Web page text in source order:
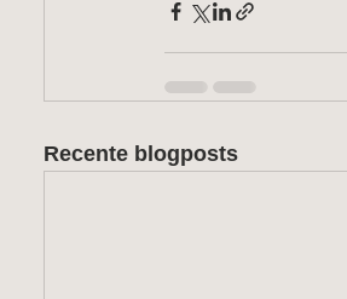
Recente blogposts